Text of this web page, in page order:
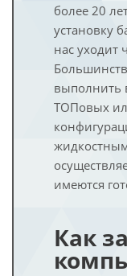
более 20
установку
нас уходит
выполнить
ТОПовых
имеются
Как